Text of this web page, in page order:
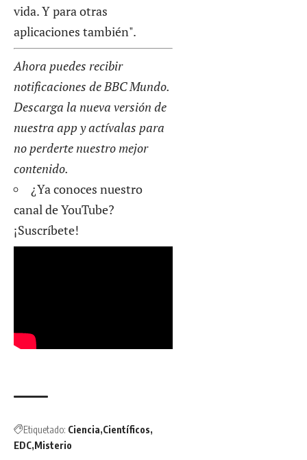
vida. Y para otras
aplicaciones también".
Ahora puedes recibir
notificaciones de BBC Mundo.
Descarga la nueva versión de
nuestra app y actívalas para
no perderte nuestro mejor
contenido.
¿Ya conoces nuestro
canal de YouTube?
¡Suscríbete!
Etiquetado: Ciencia Científicos
EDC Misterio